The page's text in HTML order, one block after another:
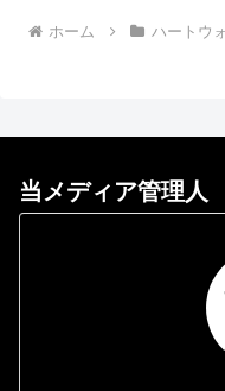
ホーム ハートウ
当メディア管理人